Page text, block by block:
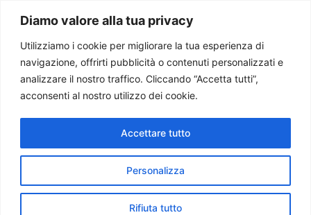
Diamo valore alla tua privacy
Utilizziamo i cookie per migliorare la tua esperienza di
navigazione, offrirti pubblicità o contenuti personalizzati e
analizzare il nostro traffico. Cliccando “Accetta tutti”,
acconsenti al nostro utilizzo dei cookie.
Personalizza
Rifiuta tutto
Accettare tutto
Paolo Ondarza
Tag:digitale
Sinodo. Evangelizzare il
digitale, opportunità e rischi